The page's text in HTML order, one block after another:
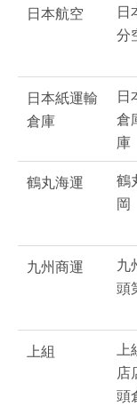
日本航空
日
分
日本紙運輸
倉庫
日
倉
庫
鶴丸海運
鶴
岡
九州商運
九
頭
上組
上
店
頭